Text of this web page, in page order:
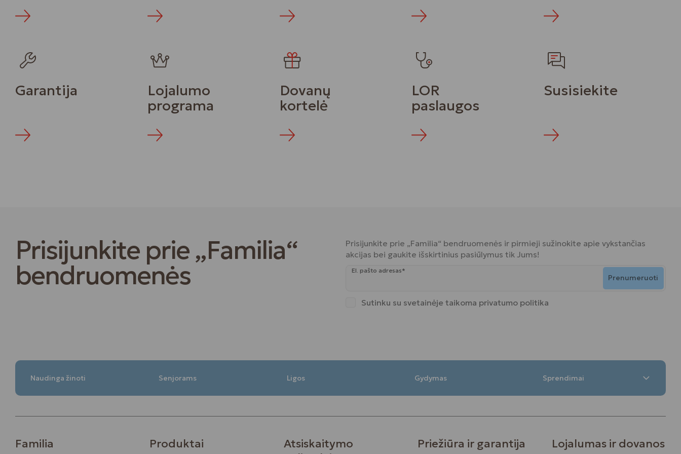
Daugiau Daugiau Daugiau Daugiau Daugiau
Garantija
Daugiau
Lojalumo
programa
Daugiau
Dovanų
kortelė
Daugiau
LOR
paslaugos
Daugiau
Susisiekite
Kontaktai
Prisijunkite prie „Familia“
bendruomenės
Prisijunkite prie „Familia“ bendruomenės ir pirmieji sužinokite apie vykstančias
akcijas bei gaukite išskirtinius pasiūlymus tik Jums!
Prenumeruoti
El. pašto adresas*
Sutinku su svetainėje taikoma privatumo politika
Naudinga žinoti Senjorams Ligos Gydymas Sprendimai
Familia Produktai
Atsiskaitymo
Priežiūra ir garantija Lojalumas ir dovanos